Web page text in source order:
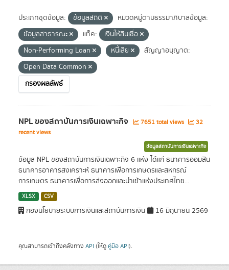
ประเภทชุดข้อมูล: ข้อมูลสถิติ
หมวดหมู่ตามธรรมาภิบาลข้อมูล:
ข้อมูลสาธารณะ
แท็ค:
เงินให้สินเชื่อ
Non-Performing Loan
หนี้เสีย
สัญญาอนุญาต:
Open Data Common
กรองผลลัพธ์
NPL ของสถาบันการเงินเฉพาะกิจ 7651 total views
32
recent views
ข้อมูลสถาบันการเงินเฉพาะกิจ
ข้อมูล NPL ของสถาบันการเงินเฉพาะกิจ 6 แห่ง ได้แก่ ธนาคารออมสิน
ธนาคารอาคารสงเคราะห์ ธนาคารเพื่อการเกษตรและสหกรณ์
การเกษตร ธนาคารเพื่อการส่งออกและนำเข้าแห่งประเทศไทย...
XLSX CSV
กองนโยบายระบบการเงินและสถาบันการเงิน 16 มิถุนายน 2569
คุณสามารถเข้าถึงคลังทาง API (ให้ดู คู่มือ API).